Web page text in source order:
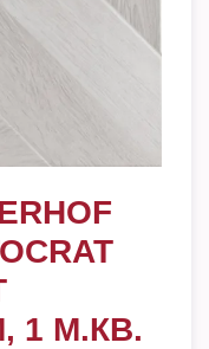
1 М.КВ.